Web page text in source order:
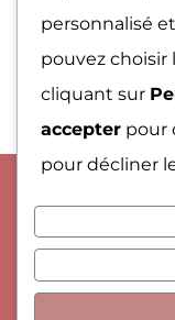
Site
légales|CGV
personnalisé
pouvez choisir
cliquant sur
accepter pour
pour décliner